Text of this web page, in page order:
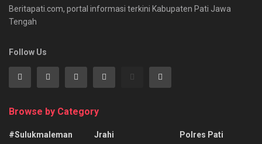
Beritapati.com, portal informasi terkini Kabupaten Pati Jawa
Tengah
Follow Us
Browse by Category
#sulukmaleman
Jrahi
Polres Pati